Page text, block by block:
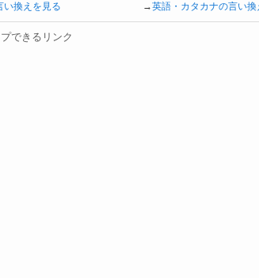
い換えを見る →英語・カタカナの言い換
できるリンク